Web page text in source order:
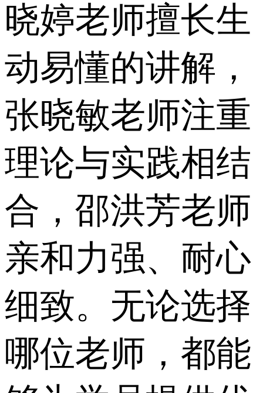
晓婷老师擅长生
动易懂的讲解，
张晓敏老师注重
理论与实践相结
合，邵洪芳老师
亲和力强、耐心
细致。无论选择
哪位老师，都能